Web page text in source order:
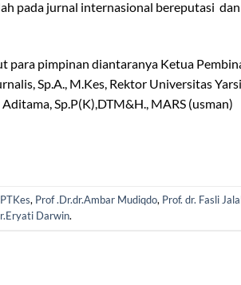
pada jurnal internasional bereputasi
para pimpinan diantaranya Ketua
Sp.A., M.Kes, Rektor Universitas
Sp.P(K),DTM&H., MARS (usman)
, Prof .Dr.dr.Ambar Mudiqdo, Prof. dr. Fasli
Darwin.